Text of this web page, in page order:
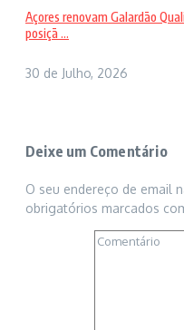
Açores renovam Galardão
posiçã ...
30 de Julho, 2026
Deixe um Comentário
O seu endereço de email
obrigatórios marcados